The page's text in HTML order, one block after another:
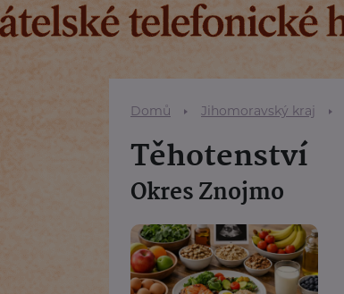
Domů Jihomoravský kraj
Těhotenství
Okres Znojmo